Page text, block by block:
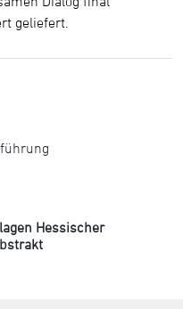
geliefert.
Hessischer